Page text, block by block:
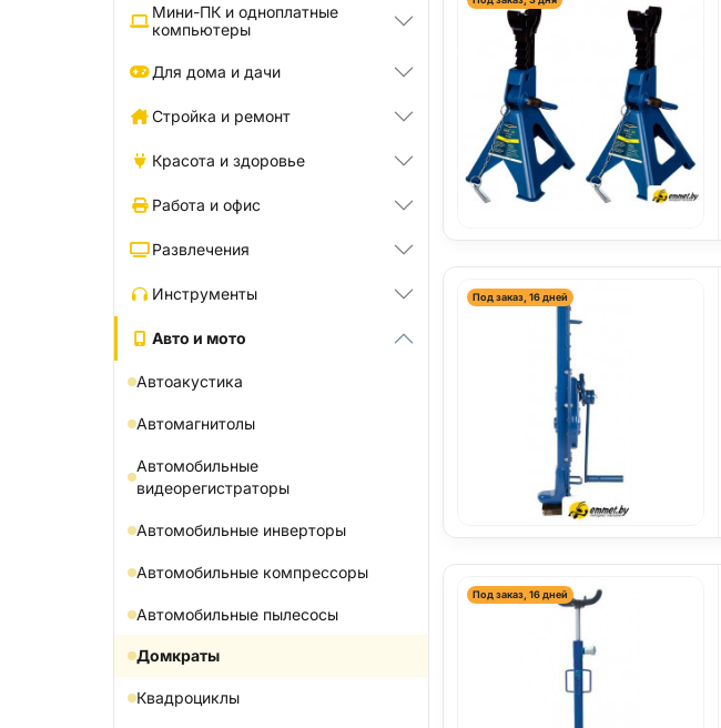
Мини-ПК и одноплатные
компьютеры
Для дома и дачи
Стройка и ремонт
Красота и здоровье
Работа и офис
Развлечения
Инструменты
Авто и мото
Автоакустика
Автомагнитолы
Автомобильные
видеорегистраторы
Автомобильные инверторы
Автомобильные компрессоры
Автомобильные пылесосы
Домкраты
Квадроциклы
Под заказ, 16 дней
Под заказ, 16 дней